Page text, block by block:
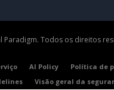
Paradigm. Todos os direitos
AI Policy
Política de
Visão geral da